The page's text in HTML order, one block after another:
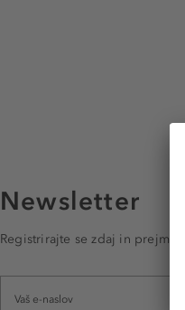
Newsletter
Registrirajte se zdaj in